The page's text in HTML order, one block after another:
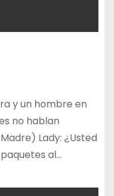
y un hombre en
no hablan
Lady: ¿Usted
al…